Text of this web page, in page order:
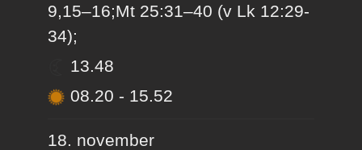
9,15–16;Mt 25:31–40 (v Lk 12:29-
34);
13.48
08.20 - 15.52
18. november